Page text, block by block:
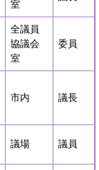
室
全議員
協議会
室
委員
市内 議長
議場 議員